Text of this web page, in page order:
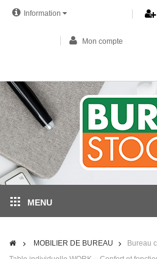
Information
Mon compte
MENU
MOBILIER DE BUREAU
Bureau